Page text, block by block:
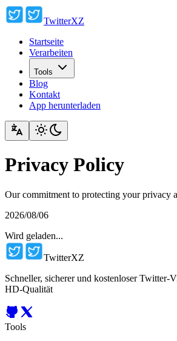
TwitterXZ
Startseite
Verarbeiten
Tools
Blog
Kontakt
App herunterladen
Privacy Policy
Our commitment to protecting your privacy
2026/08/06
Wird geladen...
TwitterXZ
Schneller, sicherer und kostenloser Twitter-
HD-Qualität
Tools